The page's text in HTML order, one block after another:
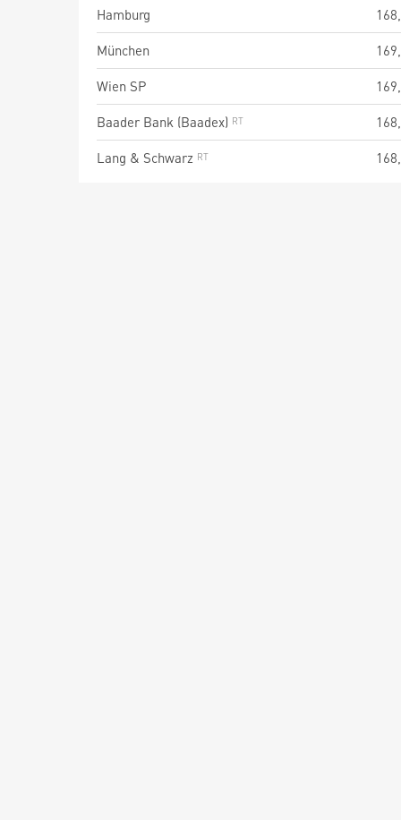
Hamburg
München
Wien SP
Baader Bank (Baadex)
Lang & Schwarz